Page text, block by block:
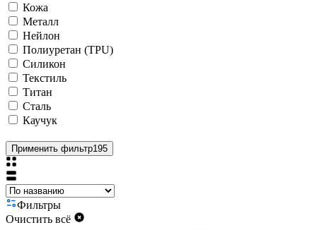
Кожа
Металл
Нейлон
Полиуретан (TPU)
Силикон
Текстиль
Титан
Сталь
Каучук
Применить фильтр195
Фильтры
Очистить всё